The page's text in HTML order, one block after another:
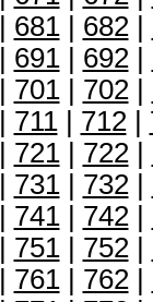
681| 682|
691| 692|
701| 702|
711| 712|
721| 722|
731| 732|
741| 742|
751| 752|
761| 762|